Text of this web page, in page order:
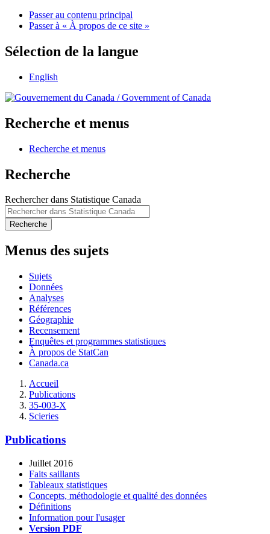
Passer au contenu principal
Passer à « À propos de ce site »
Sélection de la langue
English
/Government of Canada
Recherche et menus
Recherche et menus
Recherche
Rechercher dans Statistique Canada
Recherche
Menus des sujets
Sujets
Données
Analyses
Références
Géographie
Recensement
Enquêtes et programmes statistiques
À propos de StatCan
Canada.ca
Accueil
Publications
35-003-X
Scieries
Publications
Juillet 2016
Faits saillants
Tableaux statistiques
Concepts, méthodologie et qualité des données
Définitions
Information pour l'usager
Version PDF